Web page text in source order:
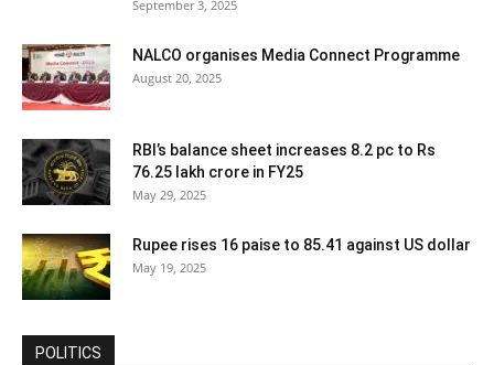
September 3, 2025
NALCO organises Media Connect Programme
August 20, 2025
RBI’s balance sheet increases 8.2 pc to Rs
76.25 lakh crore in FY25
May 29, 2025
Rupee rises 16 paise to 85.41 against US dollar
May 19, 2025
POLITICS